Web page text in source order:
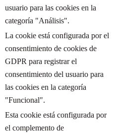
usuario para las cookies en la
categoría "Análisis".
La cookie está configurada por el
consentimiento de cookies de
GDPR para registrar el
consentimiento del usuario para
las cookies en la categoría
"Funcional".
Esta cookie está configurada por
el complemento de